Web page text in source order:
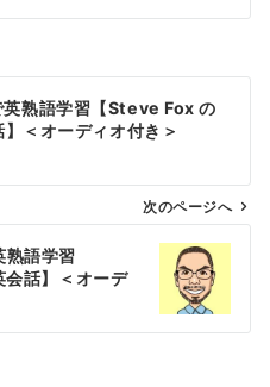
熟語学習【Steve Fox の
＜オーディオ付き＞
次のページへ
語学習
会話】＜オーデ